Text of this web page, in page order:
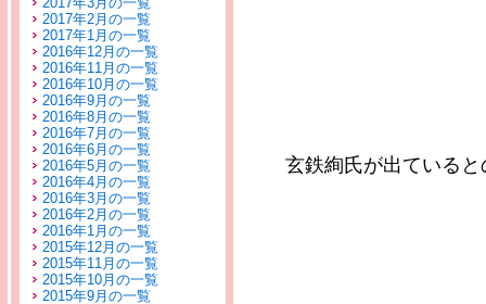
2017年2月の一覧
2017年1月の一覧
2016年12月の一覧
2016年11月の一覧
2016年10月の一覧
2016年9月の一覧
2016年8月の一覧
2016年7月の一覧
2016年6月の一覧
2016年5月の一覧
2016年4月の一覧
2016年3月の一覧
2016年2月の一覧
2016年1月の一覧
2015年12月の一覧
2015年11月の一覧
2015年10月の一覧
2015年9月の一覧
玄鉄絢氏が出ている